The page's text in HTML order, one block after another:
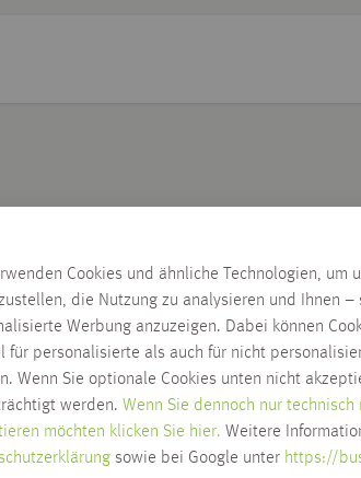
Cookies und ähnliche Technologien, um
die Nutzung zu analysieren und Ihnen
Werbung anzuzeigen. Dabei können
für personalisierte als auch für nicht
Wenn Sie optionale Cookies unten nicht
werden. Wenn Sie dennoch nur
möchten klicken Sie hier. Weitere
sowie bei Google unter https://
gefallen